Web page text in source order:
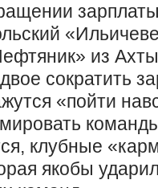
из
сократить
«пойти
клубные
якобы